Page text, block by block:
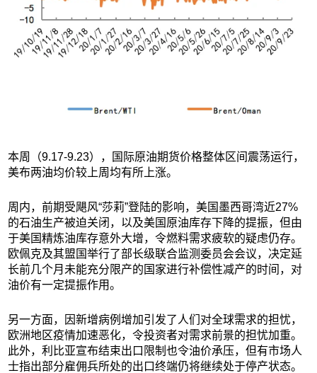
本周（9.17-9.23），国际原油期货价格整体区间震荡运行，
美布两油均价较上周均有所上涨。
周内，前期受飓风“莎莉”登陆的影响，美国墨西哥湾近27%
的石油生产被迫关闭，以及美国原油库存下降的提振，但由
于美国精炼油库存意外大增，令燃料需求疲软的疑虑仍存。
欧佩克及其盟国举行了部长级联合监测委员会会议，决定延
长前几个月未能充分限产的国家进行补偿性减产的时间，对
油价有一定提振作用。
另一方面，因新增病例增加引发了人们对全球需求的担忧，
欧洲地区疫情加速恶化，令投资者对需求前景的担忧加重。
此外，利比亚宣布结束出口限制也令油价承压，但有市场人
士指出部分雇佣兵所处的出口终端仍将继续处于停产状态。